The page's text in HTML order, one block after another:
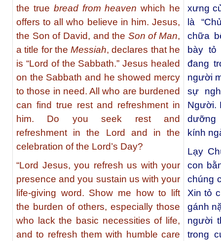
the true bread from heaven which he
offers to all who believe in him. Jesus,
the Son of David, and the Son of Man,
a title for theMessiah, declares that he
is “Lord of the Sabbath.” Jesus healed
on the Sabbath and he showed mercy
to those in need. All who are burdened
can find true rest and refreshment in
him. Do you seek rest and
refreshment in the Lord and in the
celebration of the Lord’s Day?
“Lord Jesus, you refresh us with your
presence and you sustain us with your
life-giving word. Show me how to lift
the burden of others, especially those
who lack the basic necessities of life,
and to refresh them with humble care
xưng
là
chữa
bày
đang
người
sự
Người.
dưỡng
kính
Lạy
con
chúng
Xin tỏ
gánh
người
trong